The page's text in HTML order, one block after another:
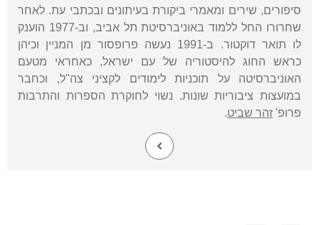
סיפורים, שירים ומאמרי ביקורת בעיתונים ובכתבי עת. לאחר
שחרורו החל ללמוד באוניברסיטת תל אביב, וב-1977 הוענק
לו תואר דוקטור. ב-1991 נעשה פרופסור מן המניין וכיהן
כראש החוג להיסטוריה של עם ישראל, כאחראי מטעם
האוניברסיטה על תוכניות לימודים לקציני צה"ל, וכחבר
במועצות ציבוריות שונות. נשוי לחוקרת הספרות והתרבות
פרופ' זהר שביט.